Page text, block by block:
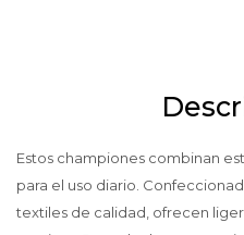
Estos championes combinan
para el uso diario.
textiles de calidad, ofrecen